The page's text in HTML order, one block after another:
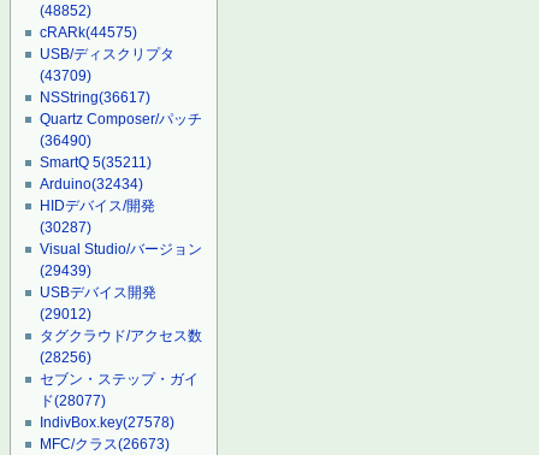
(48852)
cRARk(44575)
USB/ディスクリプタ
(43709)
NSString(36617)
Quartz Composer/パッチ
(36490)
SmartQ 5(35211)
Arduino(32434)
HIDデバイス/開発
(30287)
Visual Studio/バージョン
(29439)
USBデバイス開発
(29012)
タグクラウド/アクセス数
(28256)
セブン・ステップ・ガイ
ド(28077)
IndivBox.key(27578)
MFC/クラス(26673)